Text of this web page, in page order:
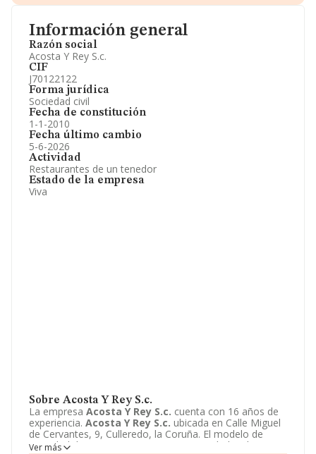
Información general
Razón social
Acosta Y Rey S.c.
CIF
J70122122
Forma jurídica
Sociedad civil
Fecha de constitución
1-1-2010
Fecha último cambio
5-6-2026
Actividad
Restaurantes de un tenedor
Estado de la empresa
Viva
Sobre Acosta Y Rey S.c.
La empresa Acosta Y Rey S.c. cuenta con 16 años de
experiencia. Acosta Y Rey S.c. ubicada en Calle Miguel
de Cervantes, 9, Culleredo, la Coruña. El modelo de
sociedad de
es Sociedad civil.
Ver más
Información oficial y registral complementaria.